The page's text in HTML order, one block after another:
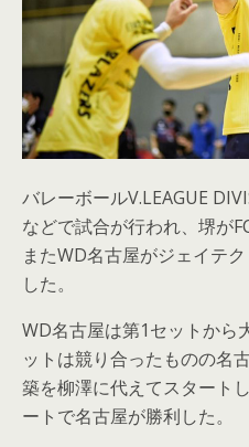
バレーボールV.LEAGUE
などで試合が行われ、堺が
またWD名古屋がジェイテ
した。
WD名古屋は第1セットから
ットは競り合ったものの名
築を柳澤に代えてスタート
ートで名古屋が勝利した。